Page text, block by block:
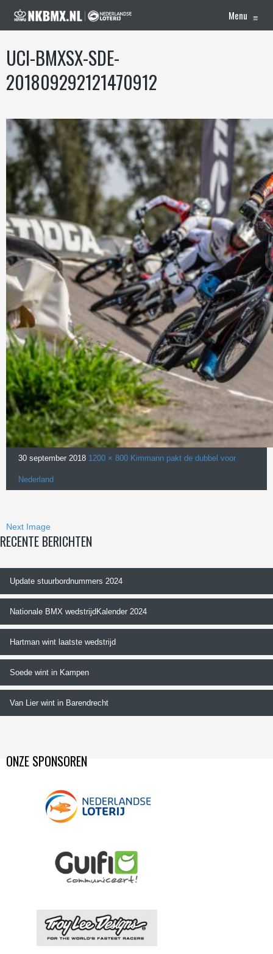
Menu ≡
UCI-BMXSX-SDE-
201809292121470912
30 september 2018 1200 × 800 Kimmann pakt de dubbel voor
Nederland
Next Image
RECENTE BERICHTEN
Update stuurbordnummers 2024
Nationale BMX wedstrijdKalender 2024
Hartman wint laatste wedstrijd
Soede wint in Kampen
Van Lier wint in Barendrecht
ONZE SPONSOREN